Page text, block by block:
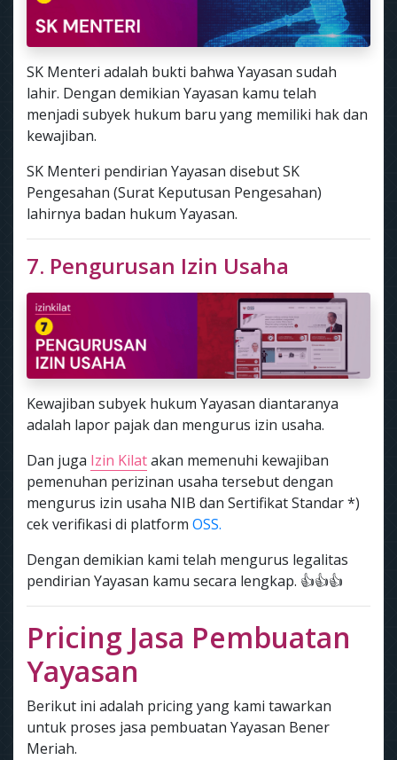
SK Menteri adalah bukti bahwa Yayasan sudah
lahir. Dengan demikian Yayasan kamu telah
menjadi subyek hukum baru yang memiliki hak dan
kewajiban.
SK Menteri pendirian Yayasan disebut SK
Pengesahan (Surat Keputusan Pengesahan)
lahirnya badan hukum Yayasan.
7. Pengurusan Izin Usaha
Kewajiban subyek hukum Yayasan diantaranya
adalah lapor pajak dan mengurus izin usaha.
Dan juga Izin Kilatakan memenuhi kewajiban
pemenuhan perizinan usaha tersebut dengan
mengurus izin usaha NIB dan Sertifikat Standar *)
cek verifikasi di platform OSS.
Dengan demikian kami telah mengurus legalitas
pendirian Yayasan kamu secara lengkap. 👍👍👍
Pricing Jasa Pembuatan
Yayasan
Berikut ini adalah pricing yang kami tawarkan
untuk proses jasa pembuatan Yayasan Bener
Meriah.